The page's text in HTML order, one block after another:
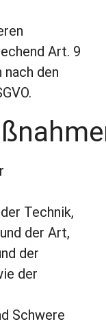
Art. 9
den
Technik,
der Art,
der
der
Schwere